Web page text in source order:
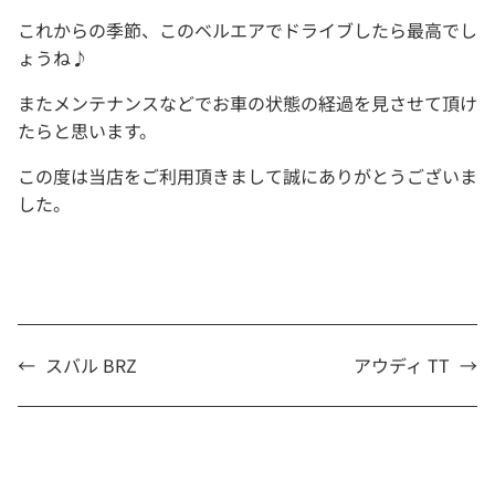
これからの季節、このベルエアでドライブしたら最高でし
ょうね♪
またメンテナンスなどでお車の状態の経過を見させて頂け
たらと思います。
この度は当店をご利用頂きまして誠にありがとうございま
した。
← スバル BRZ アウディ TT →